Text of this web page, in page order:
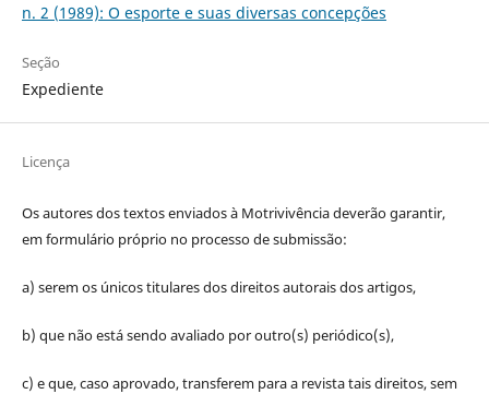
n. 2 (1989): O esporte e suas diversas concepções
Seção
Expediente
Licença
Os autores dos textos enviados à Motrivivência deverão garantir,
em formulário próprio no processo de submissão:
a) serem os únicos titulares dos direitos autorais dos artigos,
b) que não está sendo avaliado por outro(s) periódico(s),
c) e que, caso aprovado, transferem para a revista tais direitos, sem